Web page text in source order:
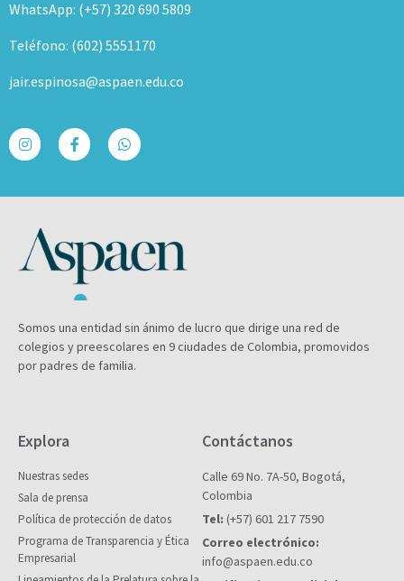
WhatsApp: (+57) 320 690 5809
Teléfono: (602) 5551170
jair.espinosa@aspaen.edu.co
Somos una entidad sin ánimo de lucro que dirige una red de
colegios y preescolares en 9 ciudades de Colombia, promovidos
por padres de familia.
Explora
Nuestras sedes
Sala de prensa
Política de protección de datos
Programa de Transparencia y Ética
Empresarial
Contáctanos
Calle 69 No. 7A-50, Bogotá,
Colombia
Tel: (+57) 601 217 7590
Correo electrónico:
info@aspaen.edu.co